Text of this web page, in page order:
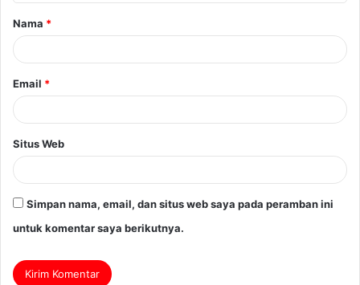
Nama *
Email *
Situs Web
Simpan nama, email, dan situs web saya pada peramban ini
untuk komentar saya berikutnya.